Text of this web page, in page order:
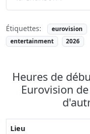
Étiquettes: eurovision
entertainment
2026
Heures de
Eurovision
Lieu